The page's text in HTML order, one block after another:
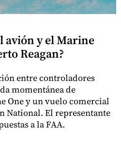
avión y el Marine
Reagan?
entre controladores
momentánea de
One y un vuelo comercial
National. El representante
a la FAA.